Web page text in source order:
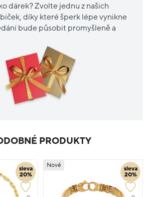
dárek? Zvolte jednu z našich
díky které šperk lépe vynikne
bude působit promyšleně a
PRODUKTY
sleva
20%
sleva
20%
Nové